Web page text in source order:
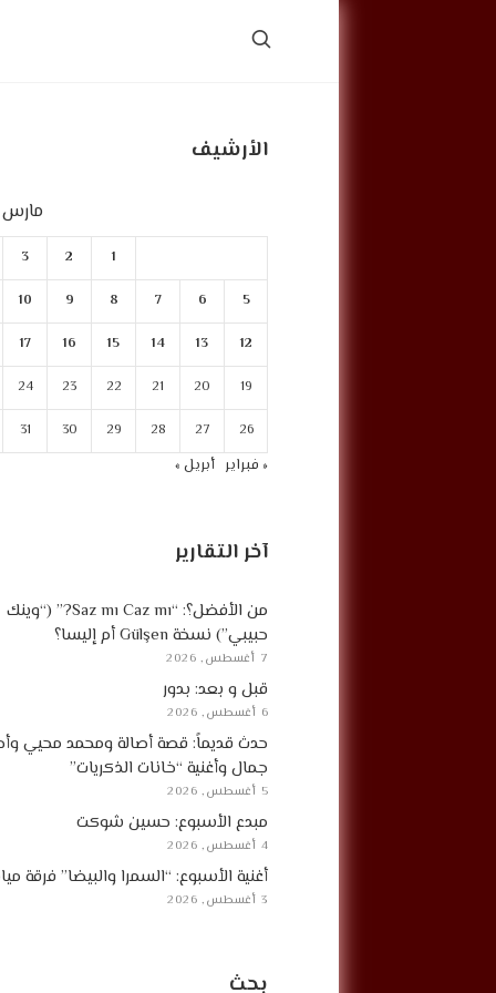
الأرشيف
مارس 2023
1
2
3
5
6
7
8
9
10
12
13
14
15
16
17
19
20
21
22
23
24
26
27
28
29
30
31
« فبراير أبريل »
آخر التقارير
من الأفضل؟: “Saz mı Caz mı?” (“وينك
حبيبي”) نسخة Gülşen أم إليسا؟
7 أغسطس, 2026
قبل و بعد: بدور
6 أغسطس, 2026
حدث قديماً: قصة أصالة ومحمد محيي
جمال وأغنية “خانات الذكريات”
5 أغسطس, 2026
مبدع الأسبوع: حسين شوكت
4 أغسطس, 2026
أغنية الأسبوع: “السمرا والبيضا” فرقة
3 أغسطس, 2026
بحث